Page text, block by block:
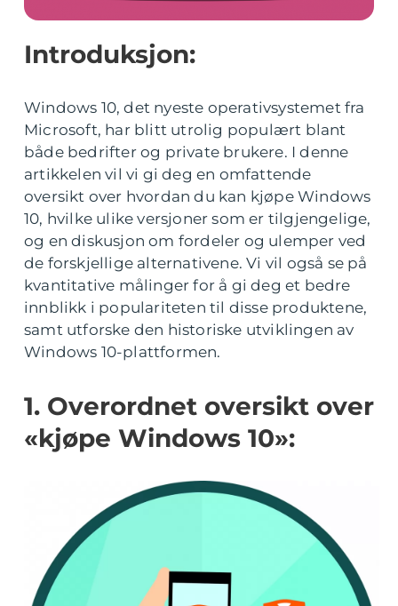
Introduksjon:
Windows 10, det nyeste operativsystemet fra
Microsoft, har blitt utrolig populært blant
både bedrifter og private brukere. I denne
artikkelen vil vi gi deg en omfattende
oversikt over hvordan du kan kjøpe Windows
10, hvilke ulike versjoner som er tilgjengelige,
og en diskusjon om fordeler og ulemper ved
de forskjellige alternativene. Vi vil også se på
kvantitative målinger for å gi deg et bedre
innblikk i populariteten til disse produktene,
samt utforske den historiske utviklingen av
Windows 10-plattformen.
1. Overordnet oversikt over
«kjøpe Windows 10»: